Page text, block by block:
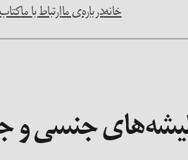
خانهدرباره‌ی ماارتباط با ما
جنسی و